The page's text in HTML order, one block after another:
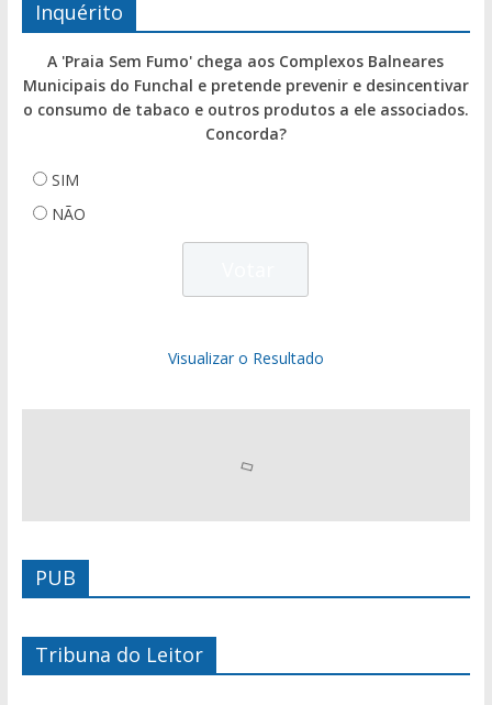
Inquérito
A 'Praia Sem Fumo' chega aos Complexos Balneares
Municipais do Funchal e pretende prevenir e desincentivar
o consumo de tabaco e outros produtos a ele associados.
Concorda?
SIM
NÃO
Visualizar o Resultado
PUB
Tribuna do Leitor